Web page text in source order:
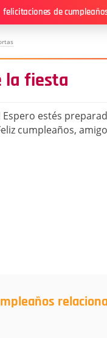
felicitaciones de
la fiesta
Espero estés
cumpleaños,